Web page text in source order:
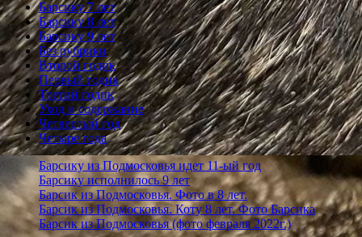
Барсику 7 лет
Барсику 8 лет
Барсику 9 лет
Без рубрики
Второй годик
Первый годик
Третий годик
Уход и содержание
Четвертый год
Четыре года
Барсику из Подмосковья идет 11-ый год
Барсику исполнилось 9 лет
Барсик из Подмосковья. Фото в 8 лет.
Барсик из Подмосковья. Коту 8 лет. Фото Барсика
Барсик из Подмосковья (фото февраля 2022г.)